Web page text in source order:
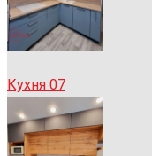
Кухня 07